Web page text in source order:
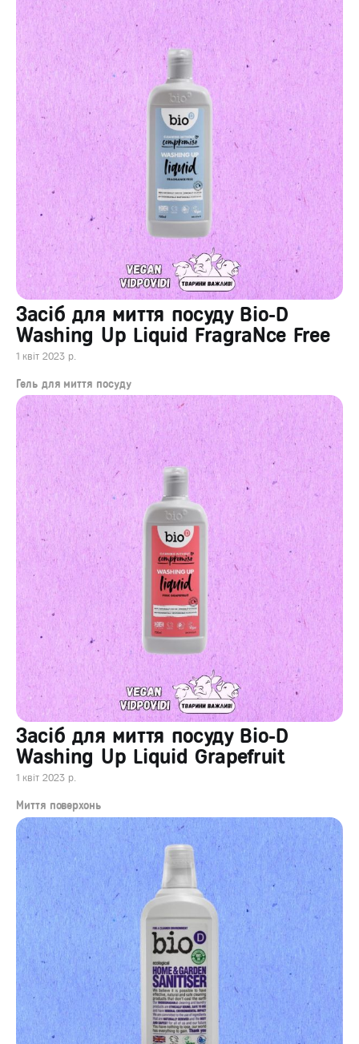
Засіб для миття посуду Bio-D
Washing Up Liquid FragraNce Free
1 квіт 2023 р.
Гель для миття посуду
Засіб для миття посуду Bio-D
Washing Up Liquid Grapefruit
1 квіт 2023 р.
Миття поверхонь